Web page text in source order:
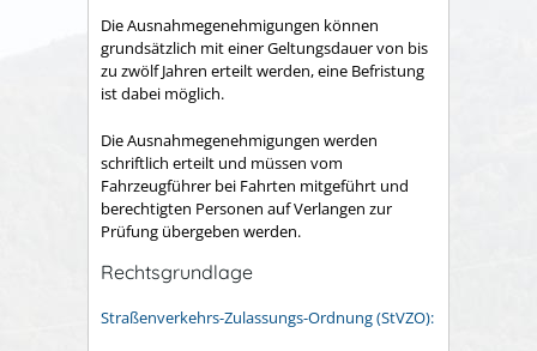
Die Ausnahmegenehmigungen können
grundsätzlich mit einer Geltungsdauer von bis
zu zwölf Jahren erteilt werden, eine Befristung
ist dabei möglich.
Die Ausnahmegenehmigungen werden
schriftlich erteilt und müssen vom
Fahrzeugführer bei Fahrten mitgeführt und
berechtigten Personen auf Verlangen zur
Prüfung übergeben werden.
Rechtsgrundlage
Straßenverkehrs-Zulassungs-Ordnung (StVZO):